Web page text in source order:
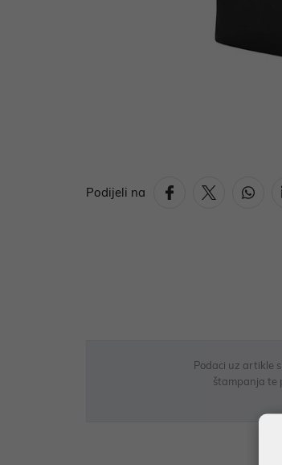
Podijeli na
Podaci uz artikle
štampanja te